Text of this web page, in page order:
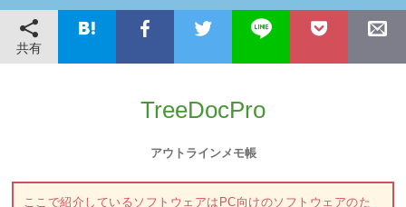
共有
TreeDocPro
アウトラインメモ帳
ここで紹介しているソフトウェアはPC向けのソフトウェアのた